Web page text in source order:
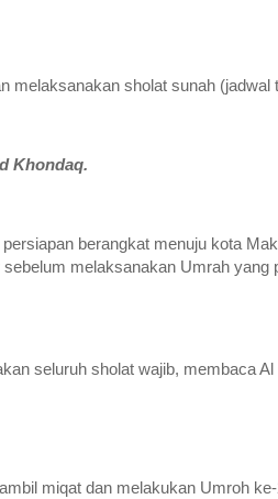
melaksanakan sholat sunah (jadwal
Khondaq.
berangkat menuju kota
melaksanakan Umrah yang
seluruh sholat wajib, membaca Al
miqat dan melakukan Umroh